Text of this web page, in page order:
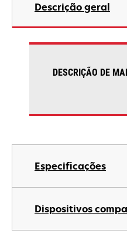
Descrição geral
Especificações
Dispositivos
DESCRIÇÃO DE